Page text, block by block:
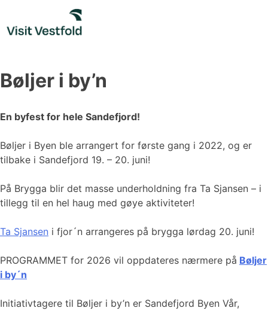
content
Bøljer i by’n
En byfest for hele Sandefjord!
Bøljer i Byen ble arrangert for første gang i 2022, og er
tilbake i Sandefjord 19. – 20. juni!
På Brygga blir det masse underholdning fra Ta Sjansen – i
tillegg til en hel haug med gøye aktiviteter!
Ta Sjansen i fjor´n arrangeres på brygga lørdag 20. juni!
PROGRAMMET for 2026 vil oppdateres nærmere på Bøljer
i by´n
Initiativtagere til Bøljer i by’n er Sandefjord Byen Vår,